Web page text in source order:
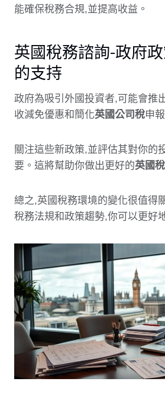
能確保稅務合規,並提高收益。
英國稅務諮詢-政府
的支持
政府為吸引外國投資者,可能會推
收減免優惠和簡化英國公司稅申
關注這些新政策,並評估其對你的
要。這將幫助你做出更好的英國
總之,英國稅務環境的變化很值得
稅務法規和政策趨勢,你可以更好